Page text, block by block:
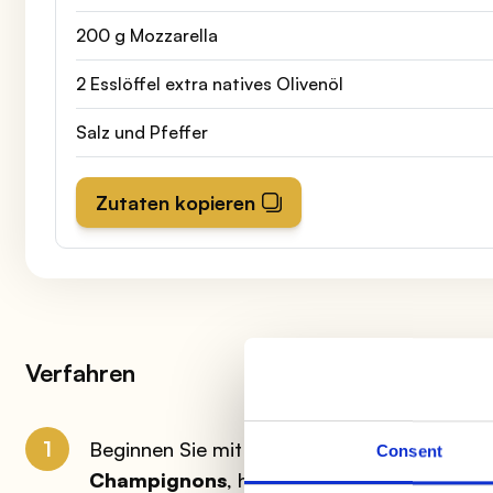
Consent
200 g Mozzarella
2 Esslöffel extra natives Olivenöl
Salz und Pfeffer
Zutaten kopieren
Verfahren
1 Beginnen Sie mit der Zubereitung der
Champignons, hacken Sie alles und